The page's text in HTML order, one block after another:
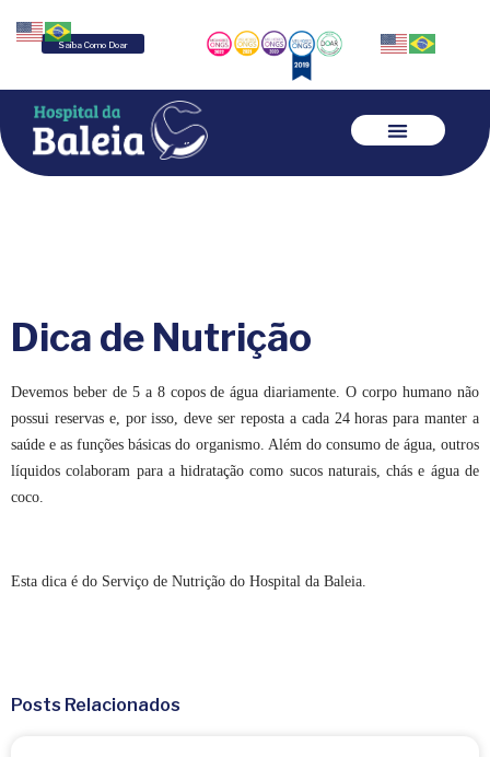
Saiba Como Doar
Dica de Nutrição
Devemos beber de 5 a8 copos de água diariamente. O corpo humano não
possui reservas e, por isso, deve ser reposta a cada 24 horas para manter a
saúde e as funções básicas do organismo. Além do consumo de água, outros
líquidos colaboram para a hidratação como sucos naturais, chás e água de
coco.
Esta dica é do Serviço de Nutrição do Hospital da Baleia.
Posts Relacionados